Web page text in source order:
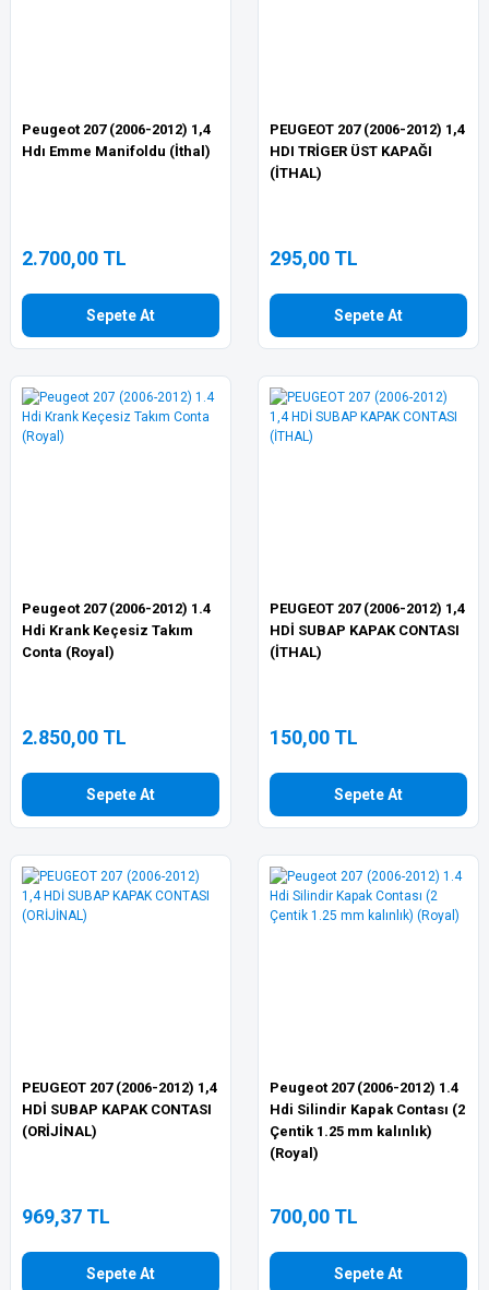
Peugeot 207 (2006-2012) 1,4
Hdı Emme Manifoldu (İthal)
2.700,00 TL
Sepete At
PEUGEOT 207 (2006-2012) 1,4
HDI TRİGER ÜST KAPAĞI
(İTHAL)
295,00 TL
Sepete At
Peugeot 207 (2006-2012) 1.4
Hdi Krank Keçesiz Takım
Conta (Royal)
2.850,00 TL
Sepete At
PEUGEOT 207 (2006-2012) 1,4
HDİ SUBAP KAPAK CONTASI
(İTHAL)
150,00 TL
Sepete At
PEUGEOT 207 (2006-2012) 1,4
HDİ SUBAP KAPAK CONTASI
(ORİJİNAL)
969,37 TL
Sepete At
Peugeot 207 (2006-2012) 1.4
Hdi Silindir Kapak Contası (2
Çentik 1.25 mm kalınlık)
(Royal)
700,00 TL
Sepete At